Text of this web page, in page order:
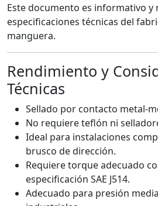
Este documento es informativo y
especificaciones técnicas del
manguera.
Rendimiento y
Técnicas
Sellado por contacto metal-
No requiere teflón ni
Ideal para instalaciones
brusco de dirección.
Requiere torque adecuado
especificación SAE J514.
Adecuado para presión